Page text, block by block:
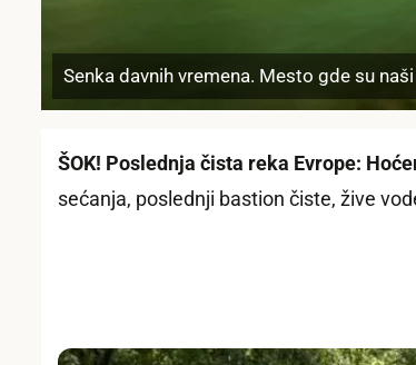
Senka davnih vremena. Mesto gde su
ŠOK! Poslednja čista reka Evrope:
sećanja, poslednji bastion čiste, žive